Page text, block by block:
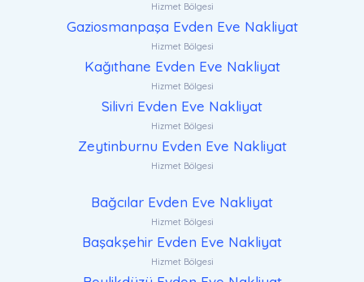
Hizmet Bölgesi
Gaziosmanpaşa Evden Eve Nakliyat
Hizmet Bölgesi
Kağıthane Evden Eve Nakliyat
Hizmet Bölgesi
Silivri Evden Eve Nakliyat
Hizmet Bölgesi
Zeytinburnu Evden Eve Nakliyat
Hizmet Bölgesi
Bağcılar Evden Eve Nakliyat
Hizmet Bölgesi
Başakşehir Evden Eve Nakliyat
Hizmet Bölgesi